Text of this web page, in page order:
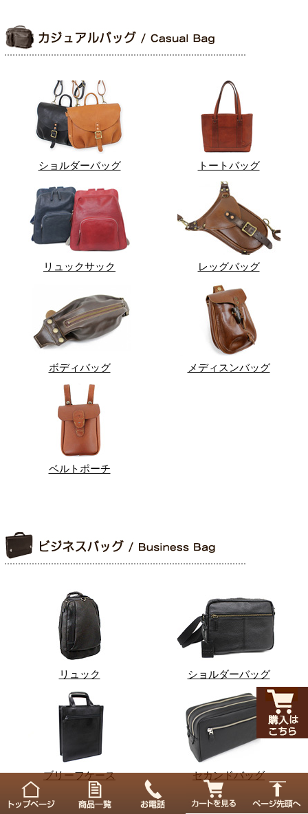
ショルダーバッグ トートバッグ
リュックサック レッグバッグ
ボディバッグ メディスンバッグ
ベルトポーチ
リュック ショルダーバッグ
ブリーフケース セカンドバッグ